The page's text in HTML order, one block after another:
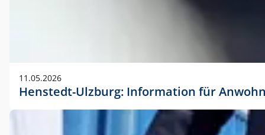
11.05.2026
Henstedt-Ulzburg: Information für